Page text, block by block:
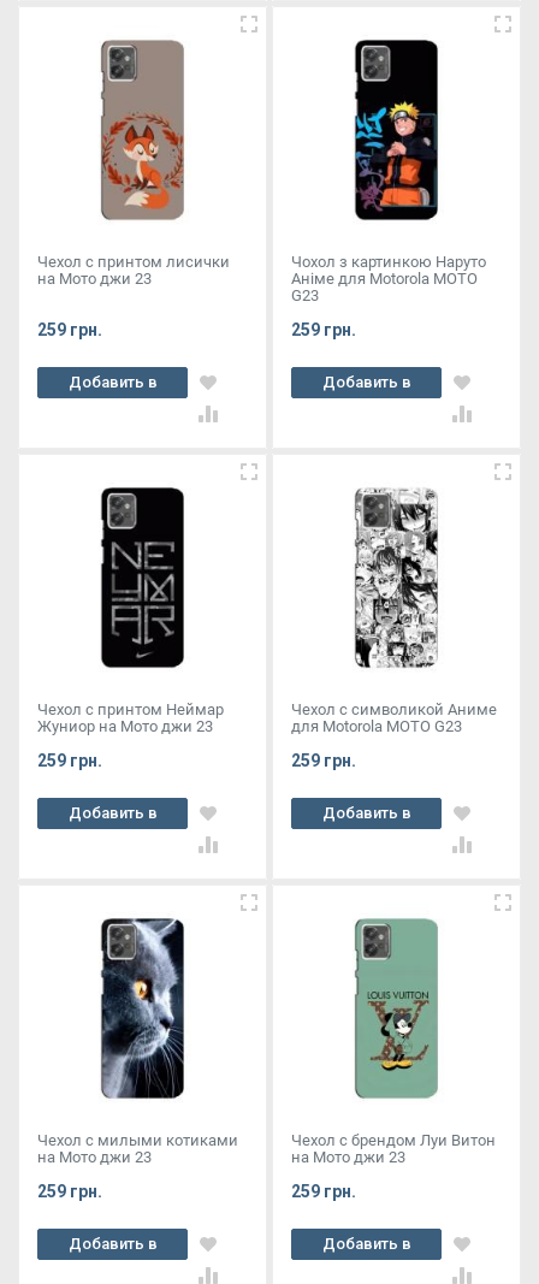
Чехол с принтом лисички
на Мото джи 23
259 грн.
Добавить в
корзину
Чохол з картинкою Наруто
Аніме для Motorola MOTO
G23
259 грн.
Добавить в
корзину
Чехол с принтом Неймар
Жуниор на Мото джи 23
259 грн.
Добавить в
корзину
Чехол с символикой Аниме
для Motorola MOTO G23
259 грн.
Добавить в
корзину
Чехол с милыми котиками
на Мото джи 23
259 грн.
Добавить в
корзину
Чехол с брендом Луи Витон
на Мото джи 23
259 грн.
Добавить в
корзину